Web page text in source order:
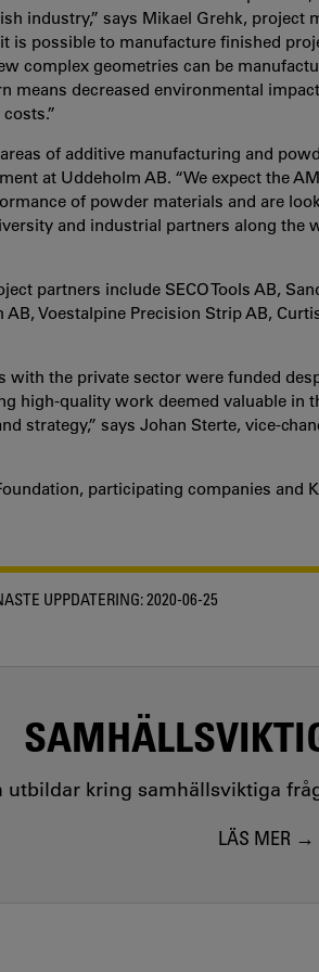
industry,” says Mikael Grehk, project
is possible to manufacture finished
complex geometries can be
decreased environmental
of additive manufacturing and
at Uddeholm AB. “We expect the
of powder materials and are
and industrial partners along the
partners include SECO Tools AB,
Voestalpine Precision Strip AB,
the private sector were funded
high-quality work deemed valuable in
strategy,” says Johan Sterte, vice-
participating companies and
UPPDATERING:2020-06-25
utbildar kring samhällsviktiga
LÄS MER